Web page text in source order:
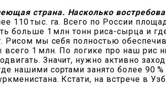
страна. Насколько
110 тыс. га. Всего по России
больше 1 млн тонн риса-сырца и
Рисом мы себя полностью
1 млн. По логике про наш рис
Значит, нужно активно
нашими сортами занято более 90 %
Кстати, на встрече в